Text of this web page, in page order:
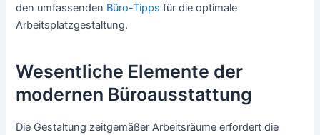
den umfassenden Büro-Tipps für die optimale
Arbeitsplatzgestaltung.
Wesentliche Elemente der
modernen Büroausstattung
Die Gestaltung zeitgemäßer Arbeitsräume erfordert die